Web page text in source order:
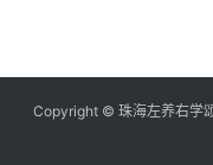
Copyright © 珠海左养右学